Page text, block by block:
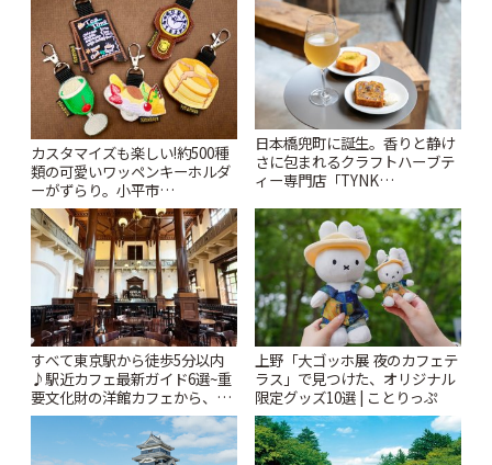
カスタマイズも楽しい!約500種
類の可愛いワッペンキーホルダ
ーがずらり。小平市
「Kimamaya T&K」 | ことりっ
ぷ
日本橋兜町に誕生。香りと静け
さに包まれるクラフトハーブテ
ィー専門店「TYNK
すべて東京駅から徒歩5分以内
♪駅近カフェ最新ガイド6選~重
要文化財の洋館カフェから、改
札すぐのレトロ喫茶まで~ | こと
上野「大ゴッホ展 夜のカフェテ
ラス」で見つけた、オリジナル
限定グッズ10選 | ことりっぷ